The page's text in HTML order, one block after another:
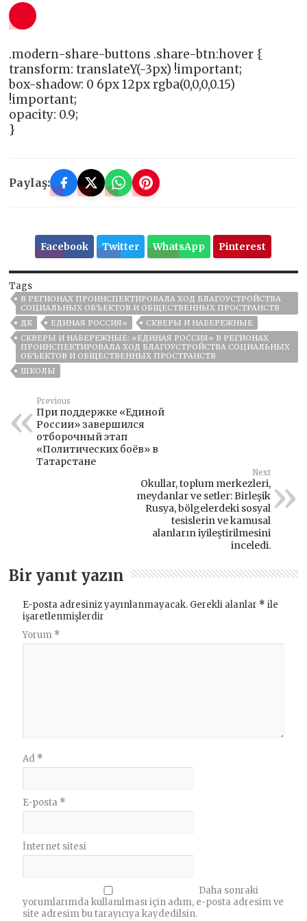
.modern-share-buttons .share-btn:hover {
transform: translateY(-3px) !important;
box-shadow: 0 6px 12px rgba(0,0,0,0.15)
!important;
opacity: 0.9;
}
Paylaş:
Facebook Twitter WhatsApp Pinterest
Tags
В РЕГИОНАХ ПРОИНСПЕКТИРОВАЛА ХОД БЛАГОУСТРОЙСТВА
СОЦИАЛЬНЫХ ОБЪЕКТОВ И ОБЩЕСТВЕННЫХ ПРОСТРАНСТВ
ДК
ЕДИНАЯ РОССИЯ»
СКВЕРЫ И НАБЕРЕЖНЫЕ
СКВЕРЫ И НАБЕРЕЖНЫЕ: «ЕДИНАЯ РОССИЯ» В РЕГИОНАХ
ПРОИНСПЕКТИРОВАЛА ХОД БЛАГОУСТРОЙСТВА СОЦИАЛЬНЫХ
ОБЪЕКТОВ И ОБЩЕСТВЕННЫХ ПРОСТРАНСТВ
ШКОЛЫ
Previous
При поддержке «Единой
России» завершился
отборочный этап
«Политических боёв» в
Татарстане
Next
Okullar, toplum merkezleri,
meydanlar ve setler: Birleşik
Rusya, bölgelerdeki sosyal
tesislerin ve kamusal
alanların iyileştirilmesini
inceledi.
Bir yanıt yazın
E-posta adresiniz yayınlanmayacak. Gerekli alanlar * ile
işaretlenmişlerdir
Yorum *
Ad *
E-posta *
İnternet sitesi
Daha sonraki
yorumlarımda kullanılması için adım, e-posta adresim ve
site adresim bu tarayıcıya kaydedilsin.